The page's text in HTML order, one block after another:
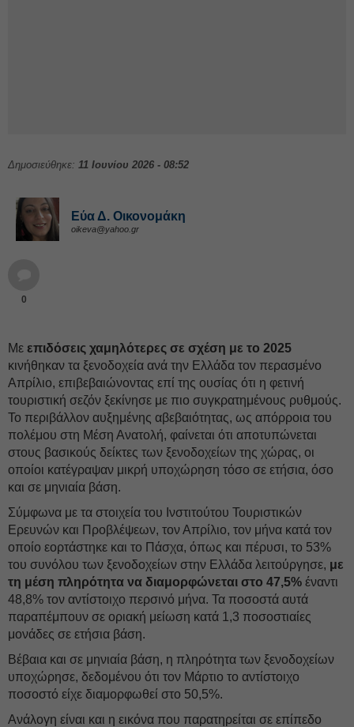
Δημοσιεύθηκε: 11 Ιουνίου 2026 - 08:52
Εύα Δ. Οικονομάκη
oikeva@yahoo.gr
0
Με επιδόσεις χαμηλότερες σε σχέση με το 2025
κινήθηκαν τα ξενοδοχεία ανά την Ελλάδα τον περασμένο
Απρίλιο, επιβεβαιώνοντας επί της ουσίας ότι η φετινή
τουριστική σεζόν ξεκίνησε με πιο συγκρατημένους ρυθμούς.
Το περιβάλλον αυξημένης αβεβαιότητας, ως απόρροια του
πολέμου στη Μέση Ανατολή, φαίνεται ότι αποτυπώνεται
στους βασικούς δείκτες των ξενοδοχείων της χώρας, οι
οποίοι κατέγραψαν μικρή υποχώρηση τόσο σε ετήσια, όσο
και σε μηνιαία βάση.
Σύμφωνα με τα στοιχεία του Ινστιτούτου Τουριστικών
Ερευνών και Προβλέψεων, τον Απρίλιο, τον μήνα κατά τον
οποίο εορτάστηκε και το Πάσχα, όπως και πέρυσι, το 53%
του συνόλου των ξενοδοχείων στην Ελλάδα λειτούργησε, με
τη μέση πληρότητα να διαμορφώνεται στο 47,5% έναντι
48,8% τον αντίστοιχο περσινό μήνα. Τα ποσοστά αυτά
παραπέμπουν σε οριακή μείωση κατά 1,3 ποσοστιαίες
μονάδες σε ετήσια βάση.
Βέβαια και σε μηνιαία βάση, η πληρότητα των ξενοδοχείων
υποχώρησε, δεδομένου ότι τον Μάρτιο το αντίστοιχο
ποσοστό είχε διαμορφωθεί στο 50,5%.
Ανάλογη είναι και η εικόνα που παρατηρείται σε επίπεδο